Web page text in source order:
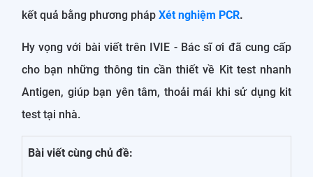
kết quả bằng phương pháp Xét nghiệm PCR.
Hy vọng với bài viết trên IVIE - Bác sĩ ơi đã cung cấp
cho bạn những thông tin cần thiết về Kit test nhanh
Antigen, giúp bạn yên tâm, thoải mái khi sử dụng kit
test tại nhà.
Bài viết cùng chủ đề: